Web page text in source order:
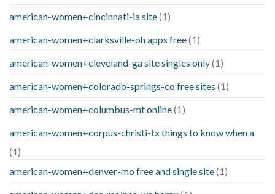
american-women+cincinnati-ia site(1)
american-women+clarksville-oh apps free(1)
american-women+cleveland-ga site singles only(1)
american-women+colorado-springs-co free sites (1)
american-women+columbus-mt online(1)
american-women+corpus-christi-tx things to know when a
(1)
american-women+denver-mo free and single site(1)